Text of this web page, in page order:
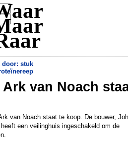
door: stuk
Keurig Tagesschau verwelkomt geen
'dames en heren' meer»
van Noach
van Noach staat te koop. De bouwer,
een veilinghuis ingeschakeld om de